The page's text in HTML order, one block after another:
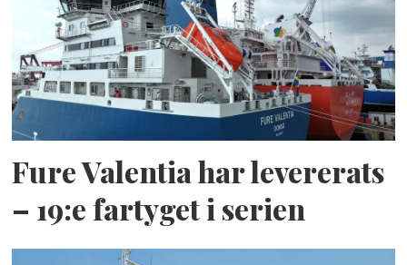
Fure Valentia har levererats
– 19:e fartyget i serien